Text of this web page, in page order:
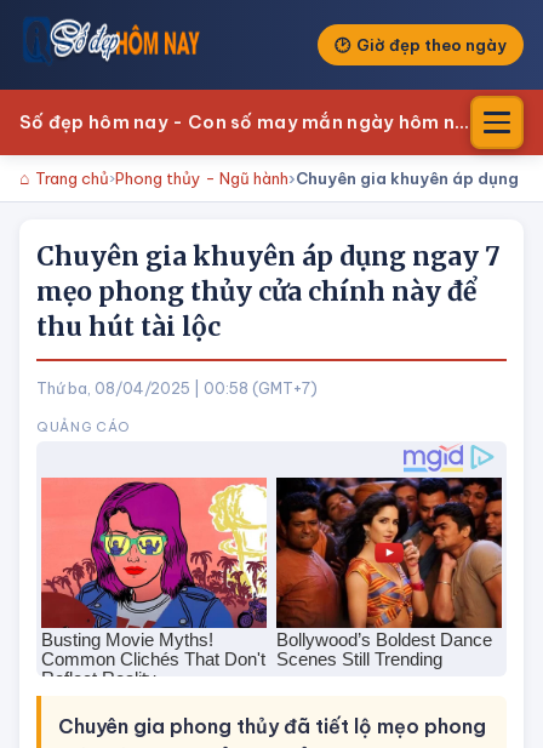
Giờ đẹp theo ngày
Số đẹp hôm nay - Con số may mắn ngày hôm nay
Trang chủ Phong thủy - Ngũ hành Chuyên gia khuyên áp dụng
Chuyên gia khuyên áp dụng ngay 7
mẹo phong thủy cửa chính này để
thu hút tài lộc
Thứ ba, 08/04/2025 | 00:58 (GMT+7)